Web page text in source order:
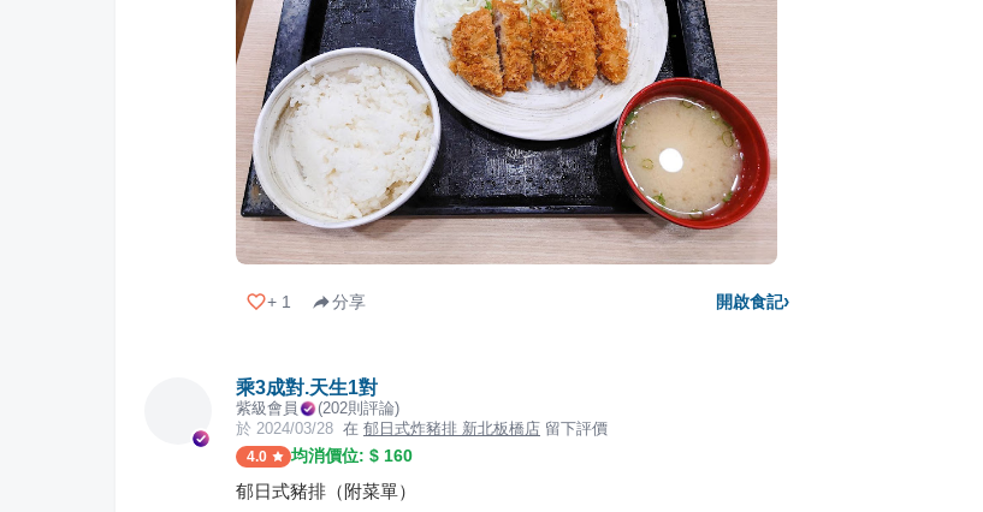
+ 1 分享 開啟食記›
乘3成對.天生1對
紫級會員 (202則評論)
於 2024/03/28 在 郁日式炸豬排 新北板橋店 留下評價
4.0 均消價位: $ 160
郁日式豬排（附菜單）